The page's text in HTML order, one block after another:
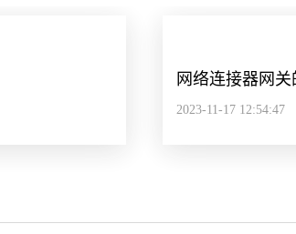
网络连接器网
2023-11-17 12:54:47